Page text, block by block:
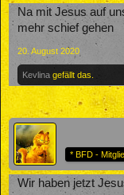
Na mit Jesus auf
mehr schief gehen
20. August 2020
Kevlina gefällt das.
* BFD -
Wir haben jetzt